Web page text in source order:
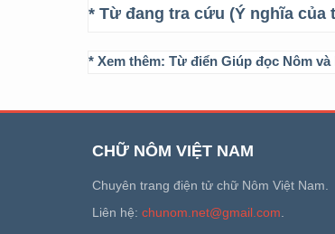
* Từ đang tra cứu (Ý nghĩa của
* Xem thêm: Từ điển Giúp đọc Nôm và
CHỮ NÔM VIỆT NAM
Chuyên trang điện tử chữ Nôm Việt Nam.
Liên hệ: chunom.net@gmail.com